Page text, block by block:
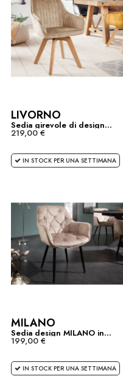
LIVORNO
Sedia girevole di design...
219,00 €
IN STOCK PER UNA SETTIMANA
MILANO
Sedia design MILANO in...
199,00 €
IN STOCK PER UNA SETTIMANA